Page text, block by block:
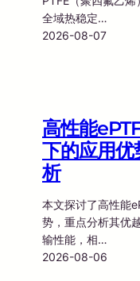
全域热稳定…
2026-08-07
高性能
下的应用优
析
本文探讨了高性能
势，重点分析其优
输性能，相…
2026-08-06